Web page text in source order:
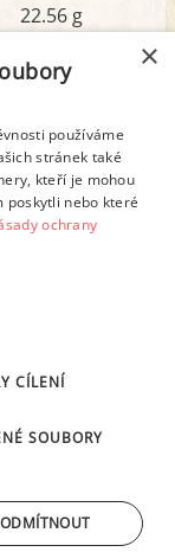
22.56 g
12.41 g
6.95 g
ÚDAJŮ
zakázáno.
×
používáme
stránek také
kteří je mohou
poskytli nebo které
ochrany
CÍLENÍ
SOUBORY